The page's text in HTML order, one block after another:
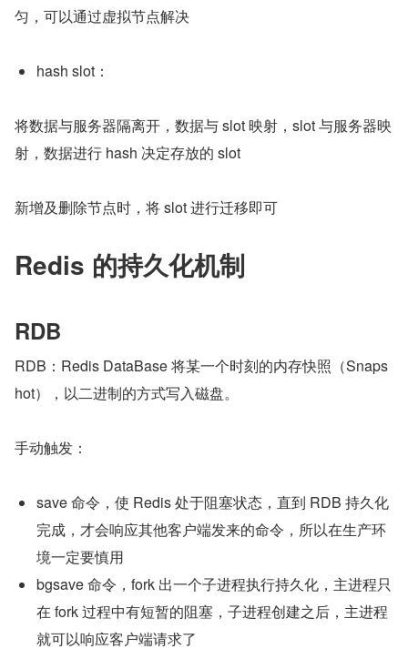
匀，可以通过虚拟节点解决
hash slot：
将数据与服务器隔离开，数据与 slot 映射，slot 与服务器映
射，数据进行 hash 决定存放的 slot
新增及删除节点时，将 slot 进行迁移即可
Redis 的持久化机制
RDB
RDB：Redis DataBase 将某一个时刻的内存快照（Snaps
hot），以二进制的方式写入磁盘。
手动触发：
save 命令，使 Redis 处于阻塞状态，直到 RDB 持久化
完成，才会响应其他客户端发来的命令，所以在生产环
境一定要慎用
bgsave 命令，fork 出一个子进程执行持久化，主进程只
在 fork 过程中有短暂的阻塞，子进程创建之后，主进程
就可以响应客户端请求了